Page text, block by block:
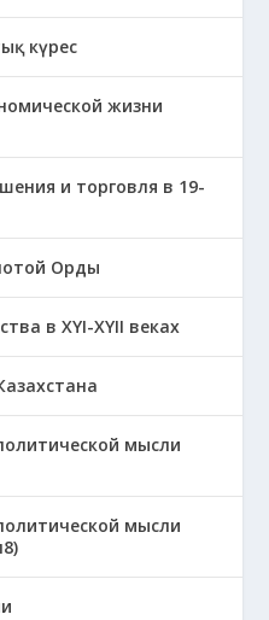
күрес
жизни
и торговля в 19-
Орды
в ХҮІ-ХҮІІ веках
мысли
мысли